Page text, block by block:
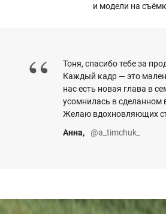
и модели на
“
Тоня, спасибо тебе за
Каждый кадр — это
нас есть новая глава в
усомнилась в сделанном
Желаю вдохновляющих
Анна,
@a_timchuk_